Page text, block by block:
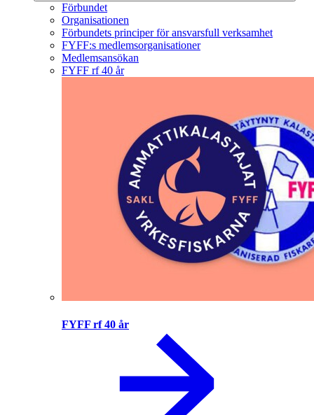
Förbundet
Organisationen
Förbundets principer för ansvarsfull verksamhet
FYFF:s medlemsorganisationer
Medlemsansökan
FYFF rf 40 år
FYFF rf 40 år